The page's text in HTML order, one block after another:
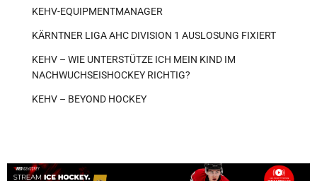
KEHV-EQUIPMENTMANAGER
KÄRNTNER LIGA AHC DIVISION 1 AUSLOSUNG FIXIERT
KEHV – WIE UNTERSTÜTZE ICH MEIN KIND IM
NACHWUCHSEISHOCKEY RICHTIG?
KEHV – BEYOND HOCKEY